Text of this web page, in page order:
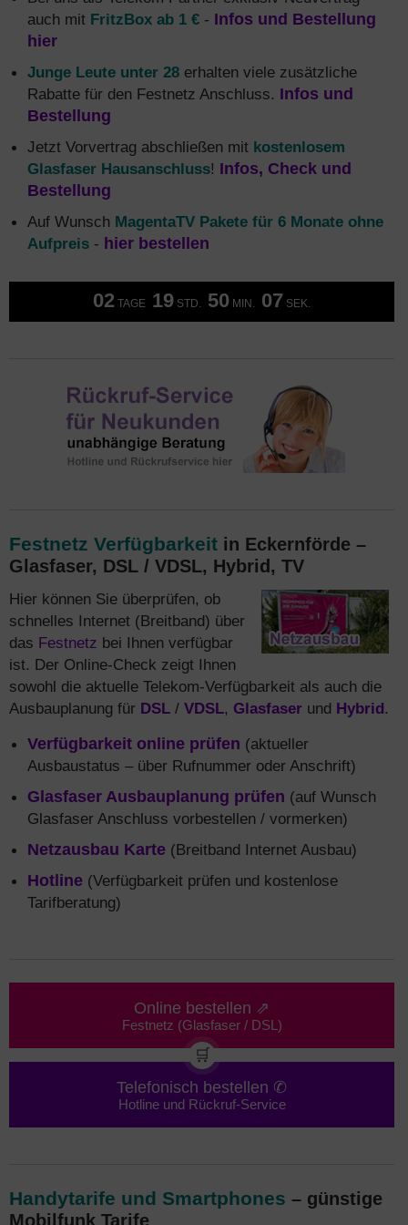
auch mit FritzBox ab 1 € - Infos und Bestellung
hier
Junge Leute unter 28 erhalten viele zusätzliche
Rabatte für den Festnetz Anschluss. Infos und
Bestellung
Jetzt Vorvertrag abschließen mit kostenlosem
Glasfaser Hausanschluss! Infos, Check und
Bestellung
Auf Wunsch MagentaTV Pakete für 6 Monate ohne
Aufpreis - hier bestellen
02 TAGE 19 STD. 50 MIN. 06 SEK.
Festnetz Verfügbarkeit in Eckernförde –
Glasfaser, DSL / VDSL, Hybrid, TV
Hier können Sie überprüfen, ob
schnelles Internet (Breitband) über
das Festnetz bei Ihnen verfügbar
ist. Der Online-Check zeigt Ihnen
sowohl die aktuelle Telekom-Verfügbarkeit als auch die
Ausbauplanung für DSL / VDSL, Glasfaser und Hybrid.
Verfügbarkeit online prüfen (aktueller
Ausbaustatus – über Rufnummer oder Anschrift)
Glasfaser Ausbauplanung prüfen (auf Wunsch
Glasfaser Anschluss vorbestellen / vormerken)
Netzausbau Karte (Breitband Internet Ausbau)
Hotline (Verfügbarkeit prüfen und kostenlose
Tarifberatung)
Online bestellen ⇗
Festnetz (Glasfaser / DSL)
🛒
Telefonisch bestellen ✆
Hotline und Rückruf-Service
Handytarife und Smartphones – günstige
Mobilfunk Tarife